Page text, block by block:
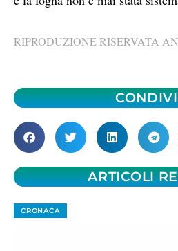
RIPRODUZIONE RISERVATA
ARTICOLI
CRONACA